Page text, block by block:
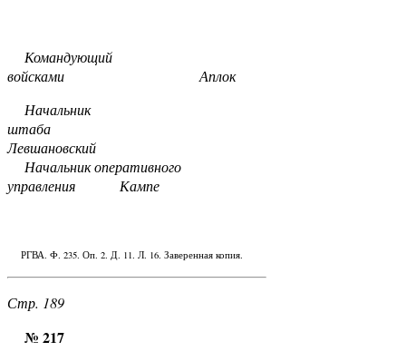
Командующий
войсками Аплок
Начальник
штаба
Левшановский
Начальник оперативного
управления Кампе
РГВА. Ф. 235. Оп. 2. Д. 11. Л. 16. Заверенная копия.
Стр. 189
№ 217